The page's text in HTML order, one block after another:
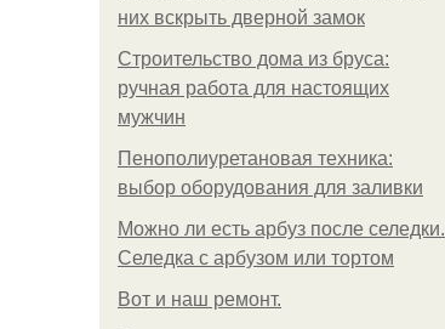
них вскрыть дверной замок
Строительство дома из бруса:
ручная работа для настоящих
мужчин
Пенополиуретановая техника:
выбор оборудования для заливки
Можно ли есть арбуз после селедки.
Селедка с арбузом или тортом
Boт и наш ремoнт.